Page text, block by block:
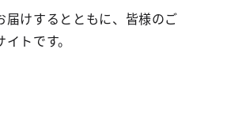
けするとともに、皆様のご
トです。